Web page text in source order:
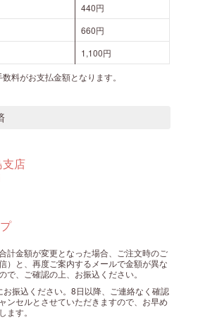
440円
660円
1,100円
料がお支払金額となります。
店
計金額が変更となった場合、ご注文時のご
）と、再度ご案内するメールで金額が異な
で、ご確認の上、お振込ください。
お振込ください。8日以降、ご連絡なく確認
ンセルとさせていただきますので、お早め
ます。